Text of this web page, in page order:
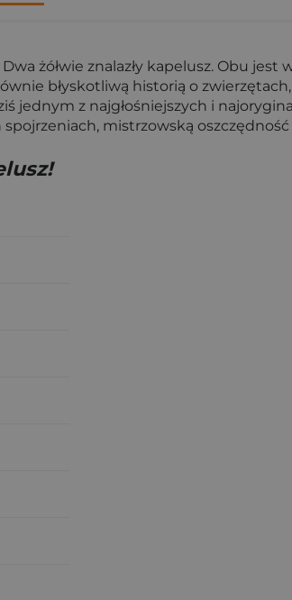
żółwie znalazły kapelusz. Obu jest
błyskotliwą historią o
jednym z najgłośniejszych i
mistrzowską